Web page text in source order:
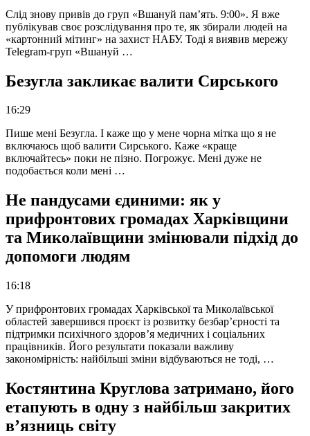
Слід знову привів до груп «Вшануй пам’ять. 9:00». Я вже
публікував своє розслідування про те, як збирали людей на
«картонний мітинг» на захист НАБУ. Тоді я виявив мережу
Telegram-груп «Вшануй …
Безугла закликає валити Сирського
16:29
Пише мені Безугла. І каже що у мене чорна мітка що я не
включаюсь щоб валити Сирського. Каже «краще
включайтесь» поки не пізно. Погрожує. Мені дуже не
подобається коли мені …
Не пандусами єдиними: як у
прифронтових громадах Харківщини
та Миколаївщини змінювали підхід до
допомоги людям
16:18
У прифронтових громадах Харківської та Миколаївської
областей завершився проєкт із розвитку безбар’єрності та
підтримки психічного здоров’я медичних і соціальних
працівників. Його результати показали важливу
закономірність: найбільші зміни відбуваються не тоді, …
Костянтина Круглова затримано, його
етапують в одну з найбільш закритих
в’язниць світу